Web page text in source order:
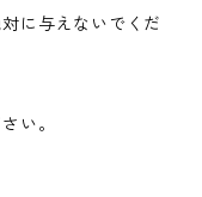
に与えないでくだ
い。